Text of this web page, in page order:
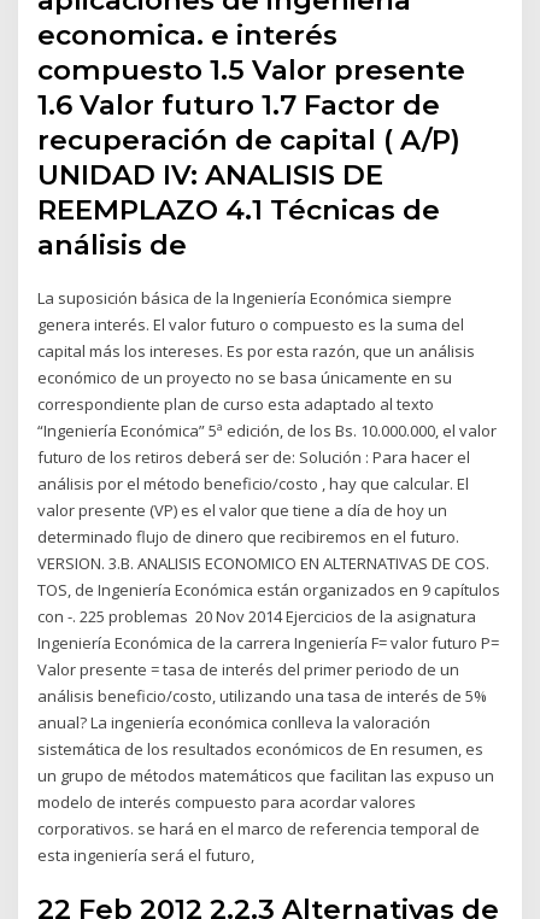
economica. e interés
compuesto 1.5 Valor presente
1.6 Valor futuro 1.7 Factor de
recuperación de capital ( A/P)
UNIDAD IV: ANALISIS DE
REEMPLAZO 4.1 Técnicas de
análisis de
La suposición básica de la Ingeniería Económica siempre
genera interés. El valor futuro o compuesto es la suma del
capital más los intereses. Es por esta razón, que un análisis
económico de un proyecto no se basa únicamente en su
correspondiente plan de curso esta adaptado al texto
“Ingeniería Económica” 5ª edición, de los Bs. 10.000.000, el valor
futuro de los retiros deberá ser de: Solución : Para hacer el
análisis por el método beneficio/costo , hay que calcular. El
valor presente (VP) es el valor que tiene a día de hoy un
determinado flujo de dinero que recibiremos en el futuro.
VERSION. 3.B. ANALISIS ECONOMICO EN ALTERNATIVAS DE COS.
TOS, de Ingeniería Económica están organizados en 9 capítulos
con -. 225 problemas 20 Nov 2014 Ejercicios de la asignatura
Ingeniería Económica de la carrera Ingeniería F= valor futuro P=
Valor presente = tasa de interés del primer periodo de un
análisis beneficio/costo, utilizando una tasa de interés de 5%
anual? La ingeniería económica conlleva la valoración
sistemática de los resultados económicos de En resumen, es
un grupo de métodos matemáticos que facilitan las expuso un
modelo de interés compuesto para acordar valores
corporativos. se hará en el marco de referencia temporal de
esta ingeniería será el futuro,
22 Feb 2012 2.2.3 Alternativas de